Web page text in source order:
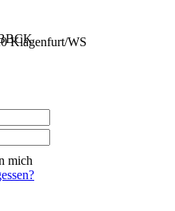
Klagenfurt/WS
mich